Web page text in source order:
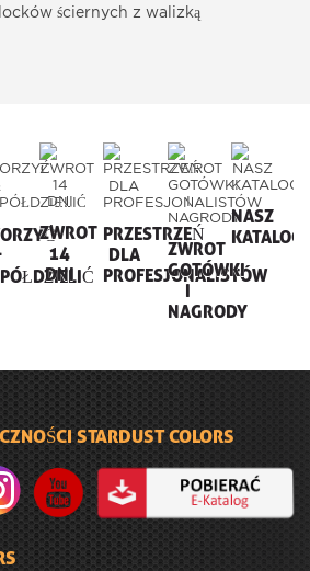
ściernych z walizką
ZWROT
14
DNI
PRZESTRZEŃ
DLA
PROFESJONALISTÓW
ZWROT
GOTÓWKI
I
NAGRODY
NASZ
KATALOG
STARDUST COLORS